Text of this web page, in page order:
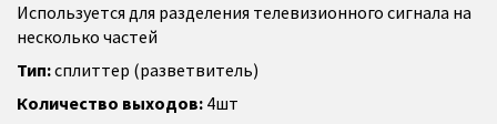
Используется для разделения телевизионного сигнала на
несколько частей
Тип:сплиттер (разветвитель)
Количество выходов: 4шт